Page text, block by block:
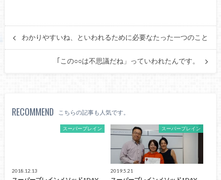
わかりやすいね、といわれるために必要なたった一つのこと
｢この○○は不思議だね」っていわれたんです。
RECOMMEND こちらの記事も人気です。
スーパープレイン
2018.12.13
スーパープレイン
2019.5.21